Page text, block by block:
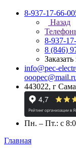
8-937-17-66-
Назад
8-937-
8 (846)
info@pec-
443022, г
Пн. – Пт.: с
Главная